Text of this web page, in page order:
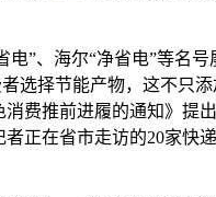
”、海尔“净省电”等名号
选择节能产物，这不只添
费推前进履的通知》提
正在省市走访的20家快